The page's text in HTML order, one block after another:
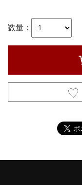
数量：